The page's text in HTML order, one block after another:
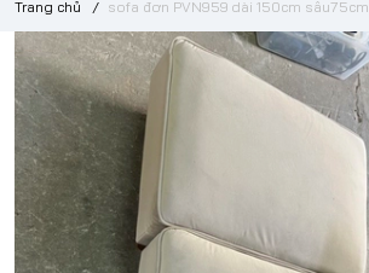
Trang chủ / sofa đơn PVN959 dài 150cm sâu75cm